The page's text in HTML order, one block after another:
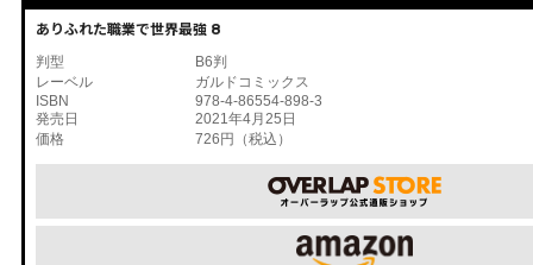
ありふれた職業で世界最強 8
判型
B6判
レーベル
ガルドコミックス
ISBN
978-4-86554-898-3
発売日
2021年4月25日
価格
726円（税込）